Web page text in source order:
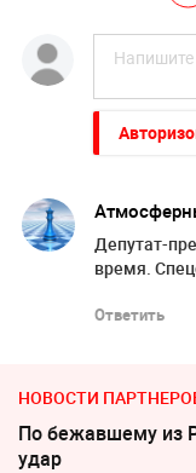
Депутат-
время.
Ответить
НОВОСТИ
По бежавшему из
удар